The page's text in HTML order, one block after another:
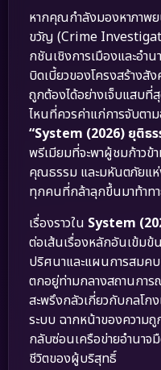
หากคุณกำลังมองหาภาพ
ขวัญ (Crime
กชันเชิงการเมืองและอำ
บิดเบี้ยวของโครงสร้างสั
ถูกต้องได้อย่างเจ็บแสบที่
ไหนที่ควรค่าแก่การจับตา
“System (2026) ยุติธร
พรีเมียมที่จะพาผู้ชมก้าวข้
คุณธรรม และมหันตภัยแ
ทุกคนที่กล้าลุกขึ้นมาท้าท
เรื่องราวใน System
ต่อเส้นเรื่องหลักอันเข้ม
ปริศนาและแผนการสมค
ตกอยู่ท่ามกลางสถานกา
สะพรึงกลัวเกี่ยวกับกลโก
ระบบ ฉากหน้าของความ
กลับซ่อนเครือข่ายอำนาจ
ชีวิตของผู้บริสุทธิ์